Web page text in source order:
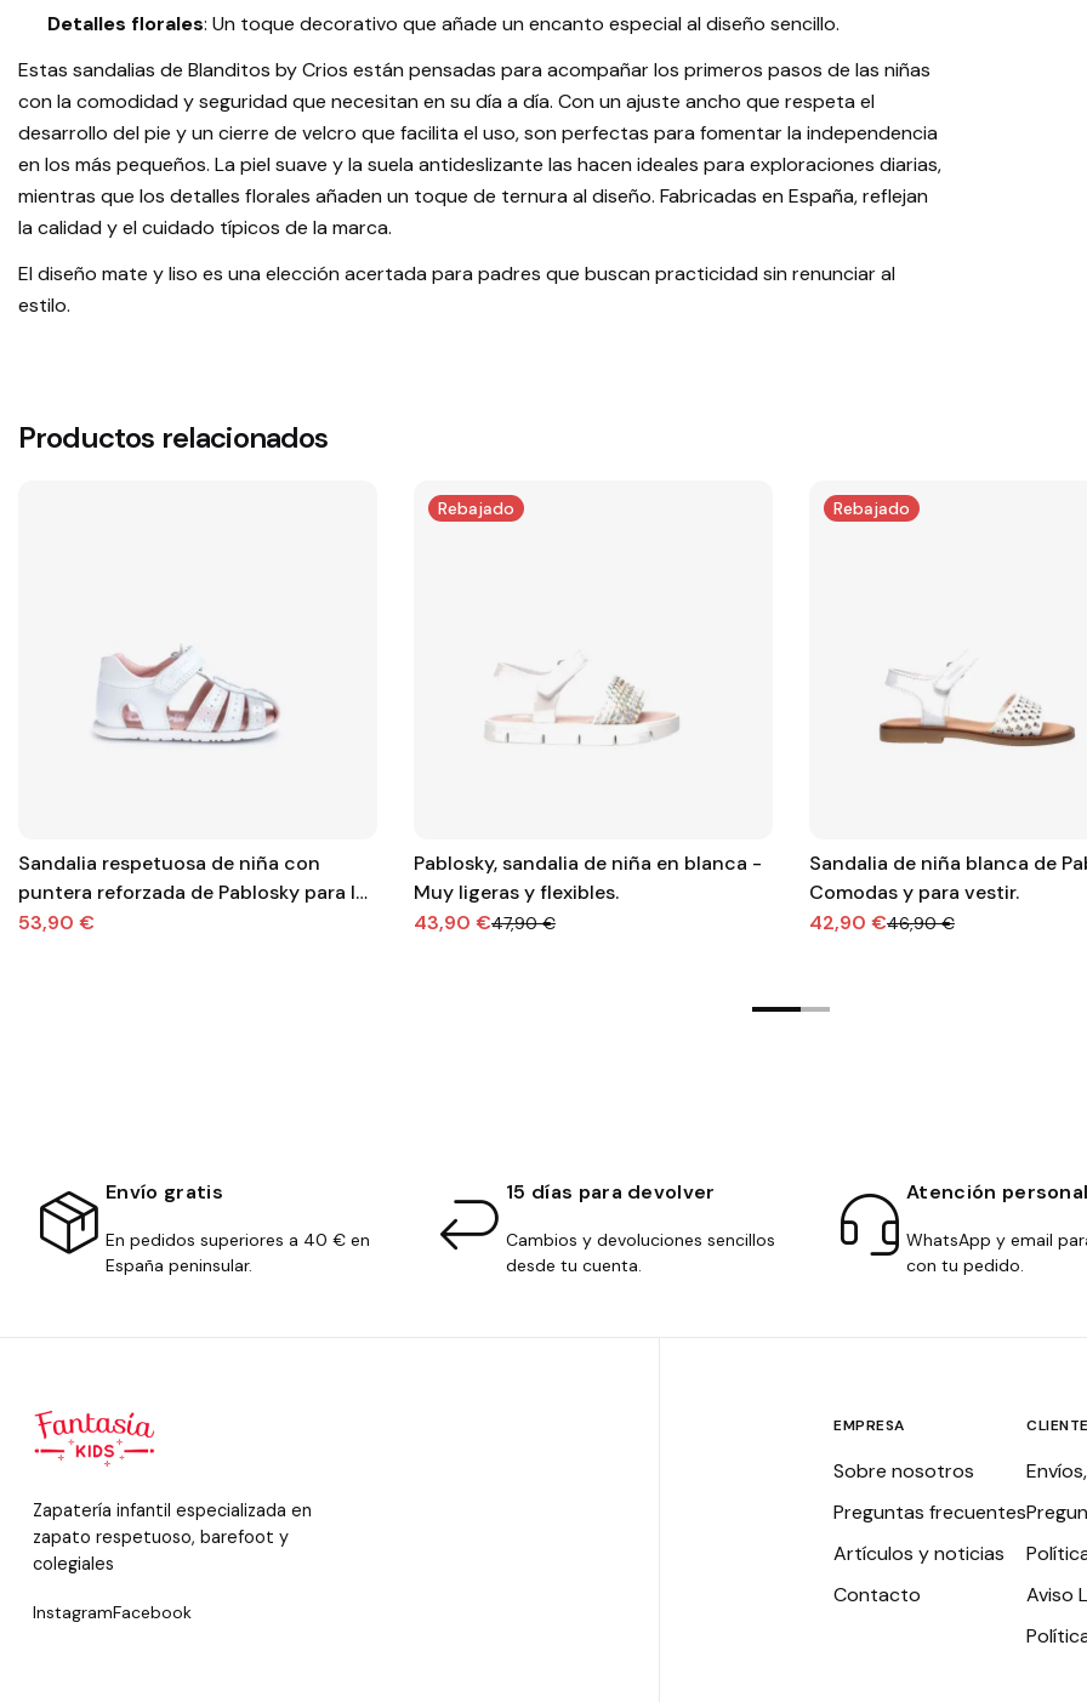
Detalles florales: Un toque decorativo que añade un encanto especial al diseño sencillo.
Estas sandalias de Blanditos by Crios están pensadas para acompañar los primeros pasos de las niñas
con la comodidad y seguridad que necesitan en su día a día. Con un ajuste ancho que respeta el
desarrollo del pie y un cierre de velcro que facilita el uso, son perfectas para fomentar la independencia
en los más pequeños. La piel suave y la suela antideslizante las hacen ideales para exploraciones diarias,
mientras que los detalles florales añaden un toque de ternura al diseño. Fabricadas en España, reflejan
la calidad y el cuidado típicos de la marca.
El diseño mate y liso es una elección acertada para padres que buscan practicidad sin renunciar al
estilo.
Productos relacionados
Sandalia respetuosa de niña con
puntera reforzada de Pablosky para los
primeros pasos.
53,90 €
Rebajado
Pablosky, sandalia de niña en blanca -
Muy ligeras y flexibles.
43,90 €47,90 €
Rebajado
Sandalia de niña blanca de
Comodas y para vestir.
42,90 €46,90 €
Envío gratis
En pedidos superiores a 40 € en
España peninsular.
15 días para devolver
Cambios y devoluciones sencillos
desde tu cuenta.
Atención
WhatsApp y email
con tu pedido.
Zapatería infantil especializada en
zapato respetuoso, barefoot y
colegiales
InstagramFacebook
EMPRESA
Sobre nosotros
Preguntas frecuentes
Artículos y noticias
Contacto
CLIENTE
Aviso